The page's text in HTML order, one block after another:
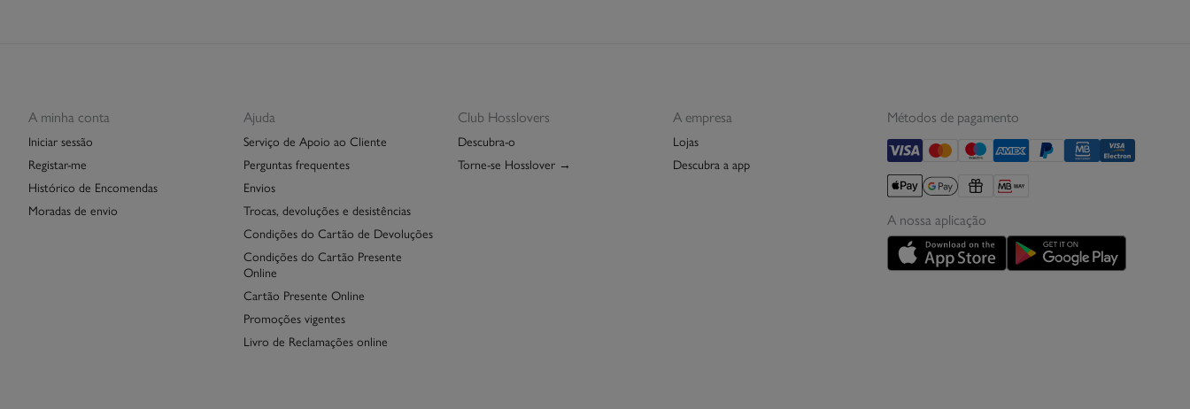
A minha conta
Iniciar sessão
Registar-me
Histórico de Encomendas
Moradas de envio
Ajuda
Serviço de Apoio ao Cliente
Perguntas frequentes
Envios
Trocas, devoluções e desistências
Condições do Cartão de Devoluções
Condições do Cartão Presente
Online
Cartão Presente Online
Promoções vigentes
Livro de Reclamações online
Club Hosslovers
Descubra-o
Torne-se Hosslover →
A empresa
Lojas
Descubra a app
Métodos de pagamento
A nossa aplicação